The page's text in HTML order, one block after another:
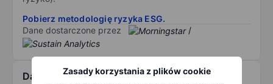
Zasady korzystania z plików cookie
Pobierz metodologię ryzyka ESG.
Dane dostarczone przez
/
Dane finansowe